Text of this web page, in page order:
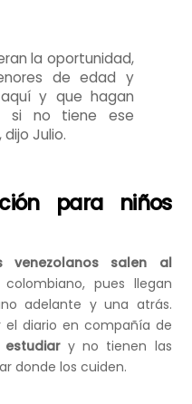
la oportunidad,
de edad y
y que hagan
si no tiene ese
Julio.
para niños
venezolanos salen al
pues llegan
adelante y una atrás.
el diario en compañía de
y no tienen las
donde los cuiden.